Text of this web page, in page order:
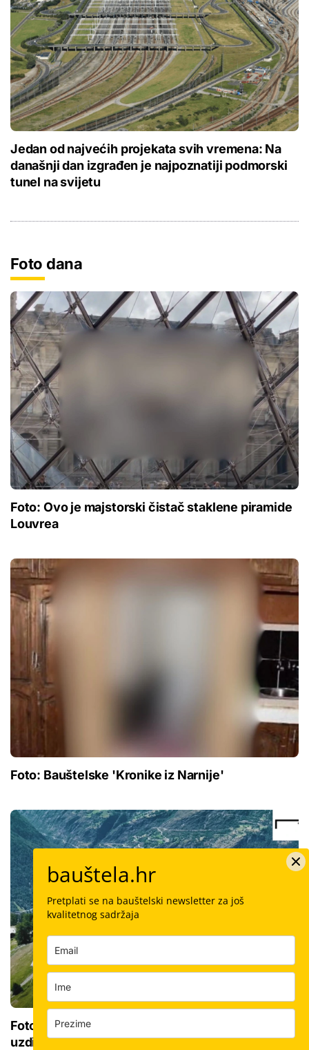
Jedan od najvećih projekata svih vremena: Na
današnji dan izgrađen je najpoznatiji podmorski
tunel na svijetu
Foto dana
Foto: Ovo je majstorski čistač staklene piramide
Louvrea
Foto: Bauštelske 'Kronike iz Narnije'
Foto: Najviše nogometno igralište u Europi,
uzdiže se na 2.000 metara
bauštela.hr
Pretplati se na bauštelski newsletter za još
kvalitetnog sadržaja